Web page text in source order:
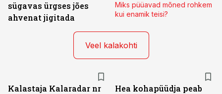
sügavas ürgses jões
ahvenat jigitada
Miks püüavad mõned rohkem
kui enamik teisi?
Veel kalakohti
Kalastaja Kalaradar nr
Hea kohapüüdja peab